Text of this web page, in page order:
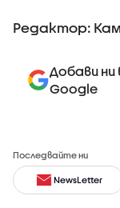
Редактор:
Добави ни
Google
Последвайте ни
NewsLetter